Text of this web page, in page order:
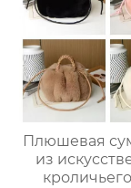
Плюшевая
из